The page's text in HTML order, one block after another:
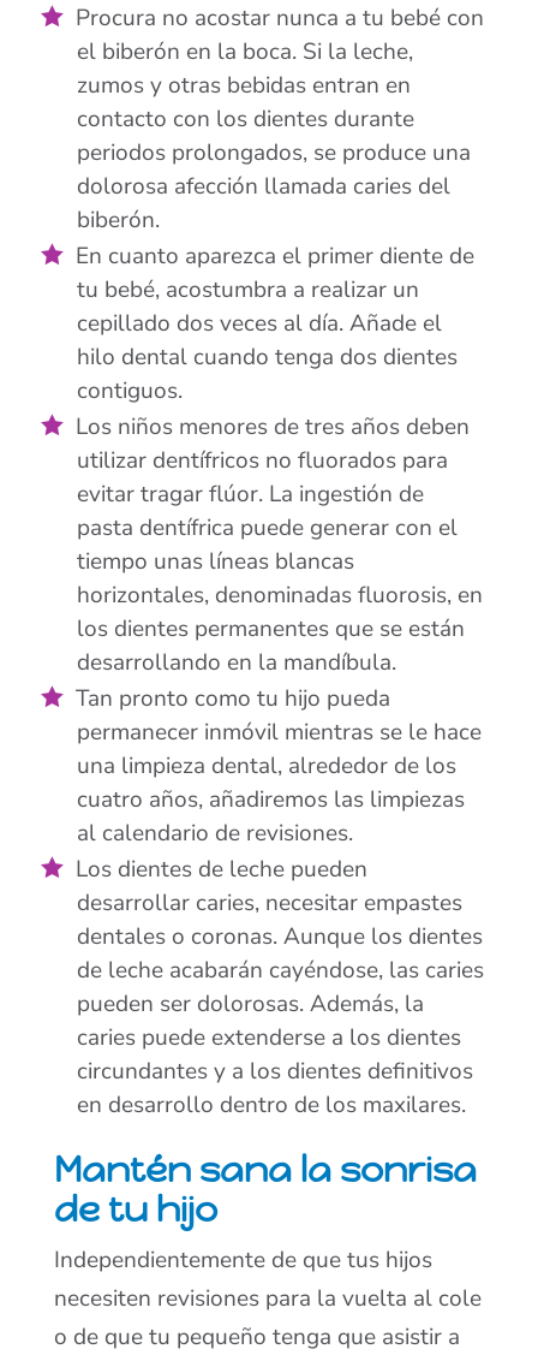
Procura no acostar nunca a tu bebé con
el biberón en la boca. Si la leche,
zumos y otras bebidas entran en
contacto con los dientes durante
periodos prolongados, se produce una
dolorosa afección llamada caries del
biberón.
En cuanto aparezca el primer diente de
tu bebé, acostumbra a realizar un
cepillado dos veces al día. Añade el
hilo dental cuando tenga dos dientes
contiguos.
Los niños menores de tres años deben
utilizar dentífricos no fluorados para
evitar tragar flúor. La ingestión de
pasta dentífrica puede generar con el
tiempo unas líneas blancas
horizontales, denominadas fluorosis, en
los dientes permanentes que se están
desarrollando en la mandíbula.
Tan pronto como tu hijo pueda
permanecer inmóvil mientras se le hace
una limpieza dental, alrededor de los
cuatro años, añadiremos las limpiezas
al calendario de revisiones.
Los dientes de leche pueden
desarrollar caries, necesitar empastes
dentales o coronas. Aunque los dientes
de leche acabarán cayéndose, las caries
pueden ser dolorosas. Además, la
caries puede extenderse a los dientes
circundantes y a los dientes definitivos
en desarrollo dentro de los maxilares.
Mantén sana la sonrisa
de tu hijo
Independientemente de que tus hijos
necesiten revisiones para la vuelta al cole
o de que tu pequeño tenga que asistir a